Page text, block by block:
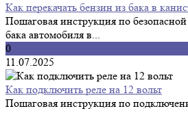
Как перекачать бензин из бака в
Пошаговая инструкция по безопасной
бака автомобиля в...
0
11.07.2025
Как подключить реле на 12 вольт
Пошаговая инструкция по